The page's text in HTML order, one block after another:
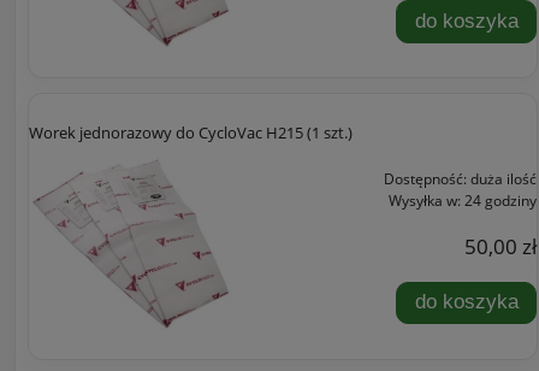
do koszyka
Worek jednorazowy do CycloVac H215 (1 szt.)
Dostępność: duża ilość
Wysyłka w: 24 godziny
50,00 zł
do koszyka